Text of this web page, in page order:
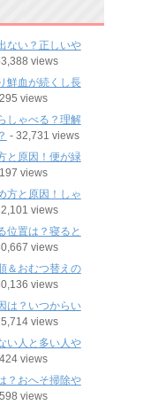
ない？正しいや
views
鮮血が続くし長
views
しゃべる？理解
- 32,731 views
と原因！便が緑
views
方と原因！しゃ
views
位置は？寝ると
views
＆おむつ替えの
views
は？いつからい
views
い人と多い人や
views
？おへそ掃除や
views